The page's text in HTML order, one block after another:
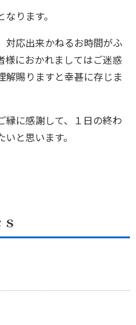
ります。
対応出来かねるお時間がふ
様におかれましてはご迷惑
解賜りますと幸甚に存じま
縁に感謝して、１日の終わ
と思います。